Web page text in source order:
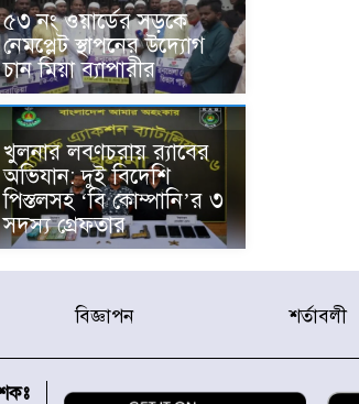
৫৩ নং ওয়ার্ডের সড়কে
নেমপ্লেট স্থাপনের উদ্যোগ
চান মিয়া ব্যাপারীর
খুলনার লবণচরায় র‍্যাবের
অভিযান: দুই বিদেশি
পিস্তলসহ ‘বি কোম্পানি’র ৩
সদস্য গ্রেফতার
বিজ্ঞাপন শর্তাবলী